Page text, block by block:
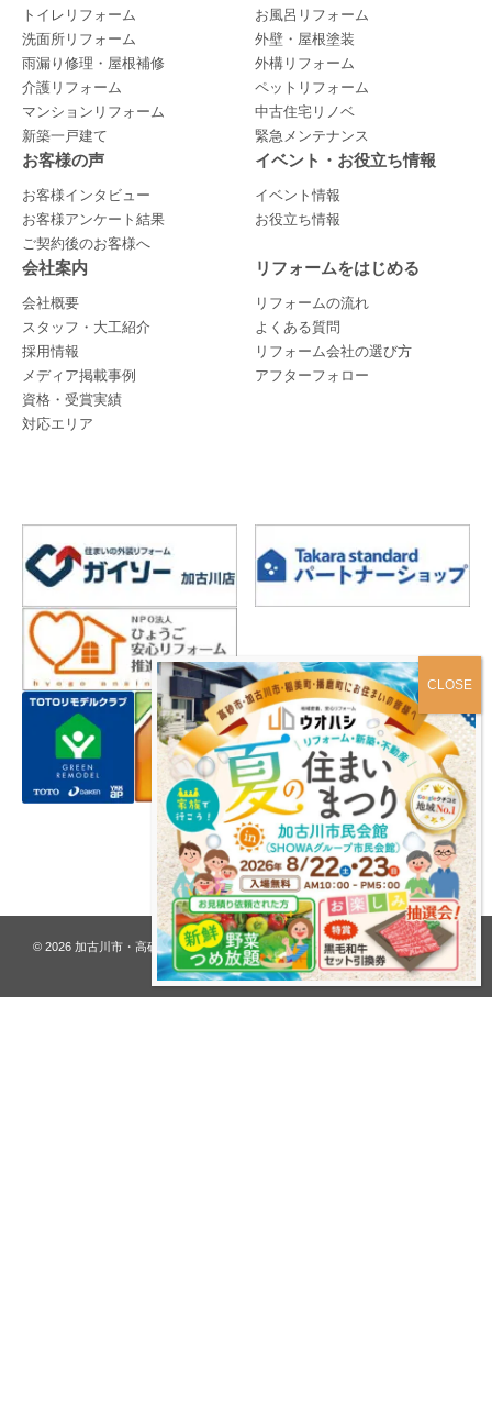
トイレリフォーム
お風呂リフォーム
洗面所リフォーム
外壁・屋根塗装
雨漏り修理・屋根補修
外構リフォーム
介護リフォーム
ペットリフォーム
マンションリフォーム
中古住宅リノベ
新築一戸建て
緊急メンテナンス
お客様の声
お客様インタビュー
お客様アンケート結果
ご契約後のお客様へ
イベント・お役立ち情報
イベント情報
お役立ち情報
会社案内
会社概要
スタッフ・大工紹介
採用情報
メディア掲載事例
資格・受賞実績
対応エリア
リフォームをはじめる
リフォームの流れ
よくある質問
リフォーム会社の選び方
アフターフォロー
プライバシーポリシー
© 2026 加古川市・高砂市 夢リフォーム ウオハシ – 創業128年の老舗. All rights
reserved.